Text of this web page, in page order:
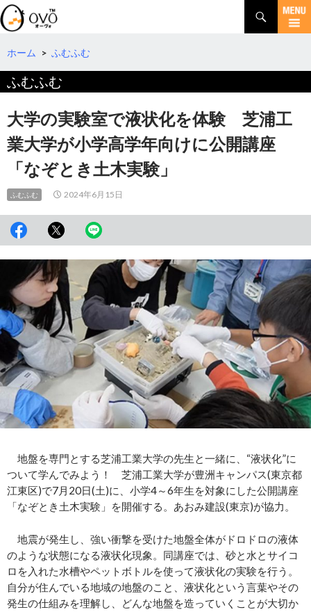
検
索
コ
テ
へ
動
ホーム > ふむふむ
ふむふむ
大学の実験室で液状化を体験 芝浦工
業大学が小学高学年向けに公開講座
「なぞとき土木実験」
ふむふむ 2024年6月15日
地盤を専門とする芝浦工業大学の先生と一緒に、“液状化”に
ついて学んでみよう！ 芝浦工業大学が豊洲キャンパス(東京都
江東区)で7月20日(土)に、小学4～6年生を対象にした公開講座
「なぞとき土木実験」を開催する。あおみ建設(東京)が協力。
地震が発生し、強い衝撃を受けた地盤全体がドロドロの液体
のような状態になる液状化現象。同講座では、砂と水とサイコ
ロを入れた水槽やペットボトルを使って液状化の実験を行う。
自分が住んでいる地域の地盤のこと、液状化という言葉やその
発生の仕組みを理解し、どんな地盤を造っていくことが大切か